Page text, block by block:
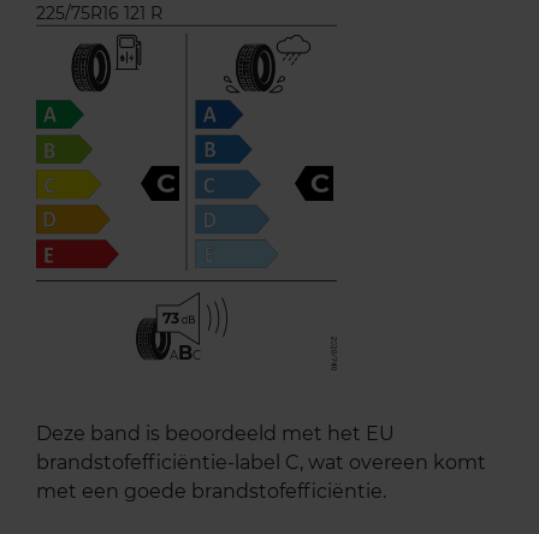
225/75R16 121 R
C C
73
ABC
Deze band is beoordeeld met het EU
brandstofefficiëntie-label C, wat overeen komt
met een goede brandstofefficiëntie.